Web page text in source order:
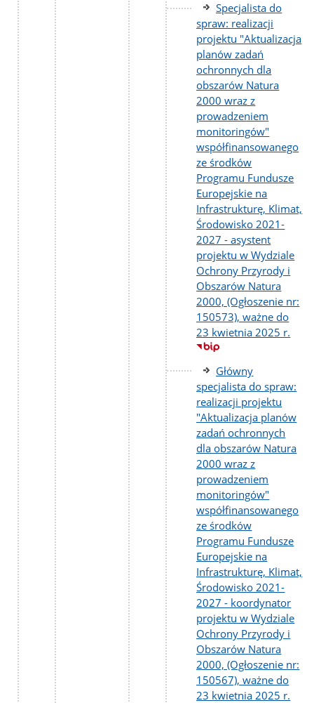
Specjalista do
spraw: realizacji
projektu "Aktualizacja
planów zadań
ochronnych dla
obszarów Natura
2000 wraz z
prowadzeniem
monitoringów"
współfinansowanego
ze środków
Programu Fundusze
Europejskie na
Infrastrukturę, Klimat,
Środowisko 2021-
2027 - asystent
projektu w Wydziale
Ochrony Przyrody i
Obszarów Natura
2000, (Ogłoszenie nr:
150573), ważne do
23 kwietnia 2025 r.
Główny
specjalista do spraw:
realizacji projektu
"Aktualizacja planów
zadań ochronnych
dla obszarów Natura
2000 wraz z
prowadzeniem
monitoringów"
współfinansowanego
ze środków
Programu Fundusze
Europejskie na
Infrastrukturę, Klimat,
Środowisko 2021-
2027 - koordynator
projektu w Wydziale
Ochrony Przyrody i
Obszarów Natura
2000, (Ogłoszenie nr:
150567), ważne do
23 kwietnia 2025 r.